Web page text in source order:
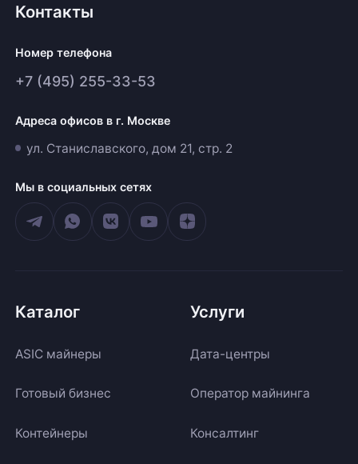
Контакты
Номер телефона
+7 (495) 255-33-53
Адреса офисов в г. Москве
ул. Станиславского, дом 21, стр. 2
Мы в социальных сетях
Каталог
ASIC майнеры
Готовый бизнес
Контейнеры
Услуги
Дата-центры
Оператор майнинга
Консалтинг